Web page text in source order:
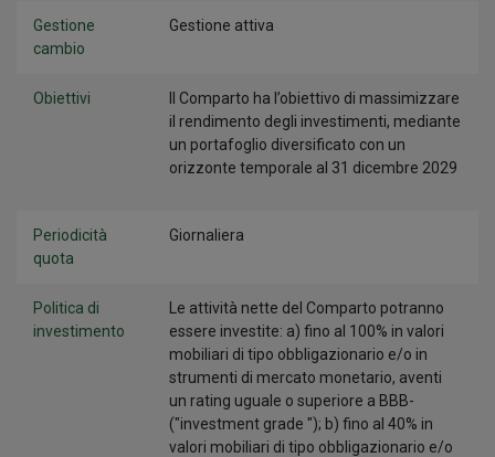
Gestione
cambio
Gestione attiva
Obiettivi
Il Comparto ha l’obiettivo di massimizzare
il rendimento degli investimenti, mediante
un portafoglio diversificato con un
orizzonte temporale al 31 dicembre 2029
Periodicità
quota
Giornaliera
Politica di
investimento
Le attività nette del Comparto potranno
essere investite: a) fino al 100% in valori
mobiliari di tipo obbligazionario e/o in
strumenti di mercato monetario, aventi
un rating uguale o superiore a BBB-
("investment grade "); b) fino al 40% in
valori mobiliari di tipo obbligazionario e/o